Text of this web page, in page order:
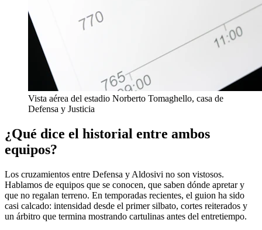
Vista aérea del estadio Norberto Tomaghello, casa de
Defensa y Justicia
¿Qué dice el historial entre ambos
equipos?
Los cruzamientos entre Defensa y Aldosivi no son vistosos.
Hablamos de equipos que se conocen, que saben dónde apretar y
que no regalan terreno. En temporadas recientes, el guion ha sido
casi calcado: intensidad desde el primer silbato, cortes reiterados y
un árbitro que termina mostrando cartulinas antes del entretiempo.